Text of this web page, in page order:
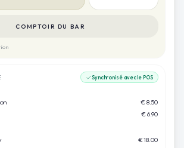
COMPTOIR DU BAR
Synchronisé avec le POS
€ 8.50
€ 6.90
€ 18.00